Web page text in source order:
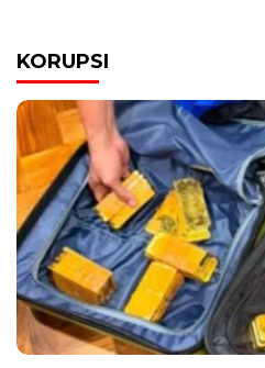
KORUPSI